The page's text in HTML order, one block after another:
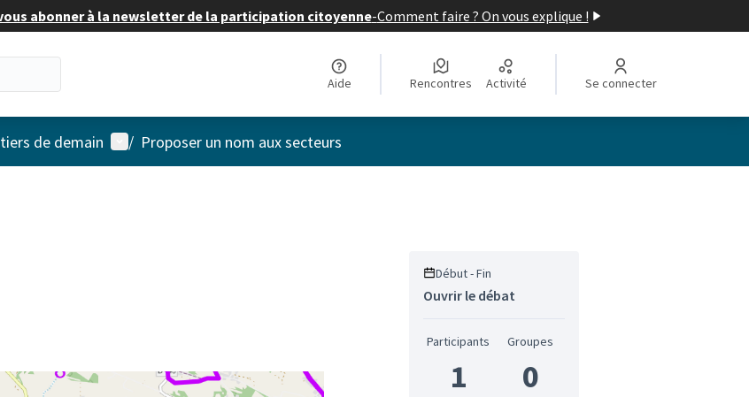
abonner à la newsletter de la participation citoyenne-Comment faire ? On vous explique !
Aide Rencontres Activité Se connecter
de demain Menu utilisateur
/ Proposer un nom aux secteurs
Début - Fin
Ouvrir le débat
Participants
1
Groupes
0